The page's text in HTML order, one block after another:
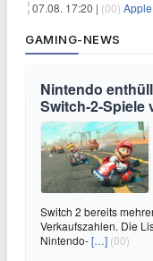
07.08. 17:20 | (00) Apple
GAMING-NEWS
Nintendo
Switch-2-Spiele
Switch 2 bereits
Verkaufszahlen. Die
Nintendo-[…] (00)